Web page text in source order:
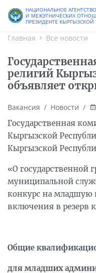
НАЦИОНАЛЬНОЕ
И МЕЖЭТНИЧЕСКИХ
ПРЕЗИДЕНТЕ КЫРГЫЗСКОЙ
Главная Все новости
религий
объявляет
Вакансия / Новости /
Государственная
Кыргызской
Кыргызской
«О государственной
муниципальной
конкурс на младшую
включения в резерв
Общие
для младших